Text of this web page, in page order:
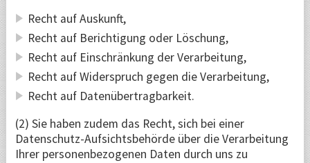
Recht auf Auskunft,
Recht auf Berichtigung oder Löschung,
Recht auf Einschränkung der Verarbeitung,
Recht auf Widerspruch gegen die Verarbeitung,
Recht auf Datenübertragbarkeit.
(2) Sie haben zudem das Recht, sich bei einer
Datenschutz-Aufsichtsbehörde über die Verarbeitung
Ihrer personenbezogenen Daten durch uns zu